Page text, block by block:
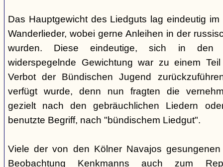
Das Hauptgewicht des Liedguts lag eindeutig
Wanderlieder, wobei gerne Anleihen in der
wurden. Diese eindeutige, sich in den
widerspegelnde Gewichtung war zu einem
Verbot der Bündischen Jugend
verfügt wurde, denn nun fragten die
gezielt nach den gebräuchlichen Liedern
benutzte Begriff, nach "bündischem Liedgut".
Viele der von den Kölner Navajos
Beobachtung Kenkmanns auch zum